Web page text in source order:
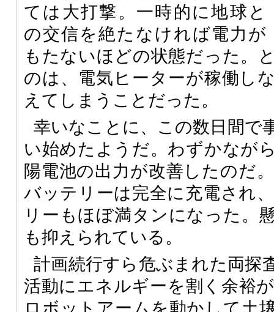
ては大打撃。一時的に地球と
の交信を絶たなければ電力が
もたないほどの状態だった。
のは、電気ヒーターが稼働し
えてしまうことだった。
幸いなことに、この数日間で
い始めたようだ。わずかなが
陽電池の出力が改善したのだ
バッテリーは完全に充電され
リーもほぼ満タンになった。
も抑えられている。
計画続行すら危ぶまれた両探
活動にエネルギーを割く余裕
ロボットアームを動かして土